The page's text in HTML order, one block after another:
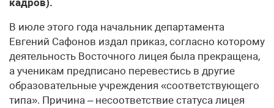
кадров).
В июле этого года начальник департамента
Евгений Сафонов издал приказ, согласно которому
деятельность Восточного лицея была прекращена,
а ученикам предписано перевестись в другие
образовательные учреждения «соответствующего
типа». Причина – несоответствие статуса лицея